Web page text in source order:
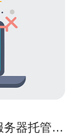
器托管在